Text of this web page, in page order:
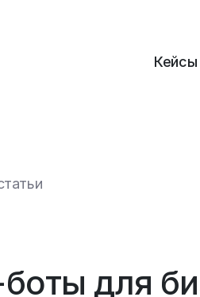
Кейсы
для